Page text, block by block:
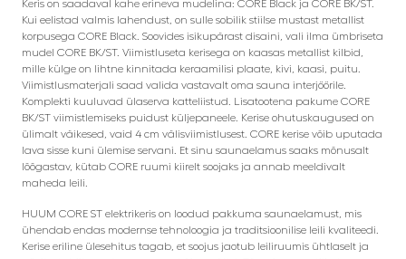
Keris on saadaval kahe erineva mudelina: CORE Black ja CORE BK/ST.
Kui eelistad valmis lahendust, on sulle sobilik stiilse mustast metallist
korpusega CORE Black. Soovides isikupärast disaini, vali ilma ümbriseta
mudel CORE BK/ST. Viimistluseta kerisega on kaasas metallist kilbid,
mille külge on lihtne kinnitada keraamilisi plaate, kivi, kaasi, puitu.
Viimistlusmaterjali saad valida vastavalt oma sauna interjöörile.
Komplekti kuuluvad ülaserva katteliistud. Lisatootena pakume CORE
BK/ST viimistlemiseks puidust küljepaneele. Kerise ohutuskaugused on
ülimalt väikesed, vaid 4 cm välisviimistlusest. CORE kerise võib uputada
lava sisse kuni ülemise servani. Et sinu saunaelamus saaks mõnusalt
lõõgastav, kütab CORE ruumi kiirelt soojaks ja annab meeldivalt
maheda leili.
HUUM CORE ST elektrikeris on loodud pakkuma saunaelamust, mis
ühendab endas modernse tehnoloogia ja traditsioonilise leili kvaliteedi.
Kerise eriline ülesehitus tagab, et soojus jaotub leiliruumis ühtlaselt ja